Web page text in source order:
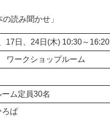
読み聞かせ」
17日、24日(木) 10:30～16:20
ワークショップルーム
ム定員30名
ろば